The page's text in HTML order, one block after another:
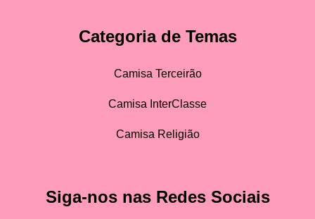
Categoria de Temas
Camisa Terceirão
Camisa InterClasse
Camisa Religião
Siga-nos nas Redes Sociais